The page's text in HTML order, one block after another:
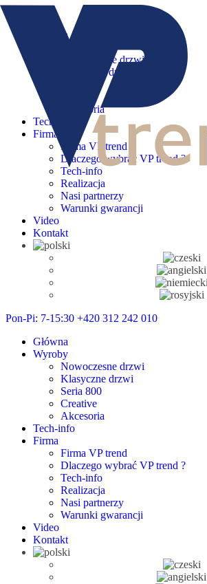
Główna
Nowoczesne drzwi
Klasyczne drzwi
Akcesoria
Tech-info
Firma
Firma VP trend
Dlaczego wybrać VP trend ?
Tech-info
Realizacja
Nasi partnerzy
Warunki gwarancji
Video
Kontakt
Pon-Pi: 7-15:30 +420 312 242 010
Główna
Wyroby
Nowoczesne drzwi
Klasyczne drzwi
Seria 800
Creative
Akcesoria
Tech-info
Firma
Firma VP trend
Dlaczego wybrać VP trend ?
Tech-info
Realizacja
Nasi partnerzy
Warunki gwarancji
Video
Kontakt